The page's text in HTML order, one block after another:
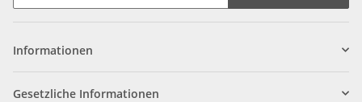
Informationen
Gesetzliche Informationen